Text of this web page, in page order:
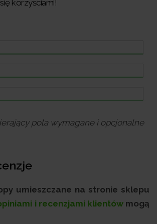
korzyściami!
pola wymagane i opcjonalne
umieszczane na stronie sklepu
i recenzjami klientówmogą